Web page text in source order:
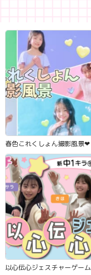
春色これくしょん撮影風景‪‪❤︎‬
以心伝心ジェスチャーゲーム